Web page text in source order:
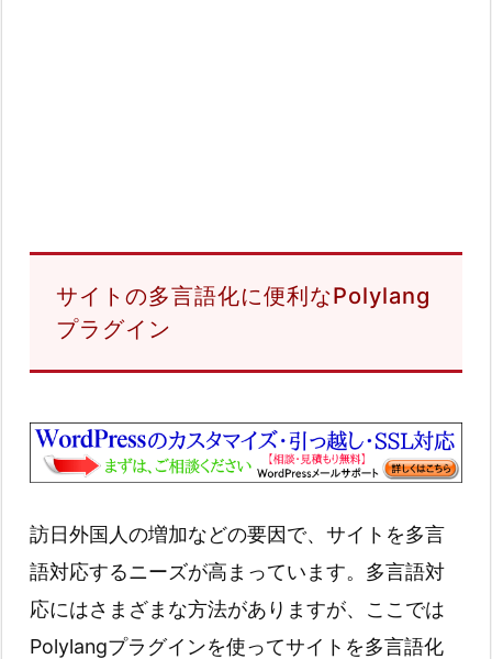
サイトの多言語化に便利なPolylang
プラグイン
訪日外国人の増加などの要因で、サイトを多言
語対応するニーズが高まっています。多言語対
応にはさまざまな方法がありますが、ここでは
Polylangプラグインを使ってサイトを多言語化